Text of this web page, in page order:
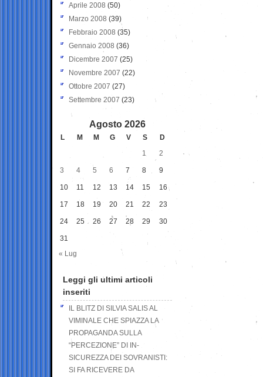
Aprile 2008 (50)
Marzo 2008 (39)
Febbraio 2008 (35)
Gennaio 2008 (36)
Dicembre 2007 (25)
Novembre 2007 (22)
Ottobre 2007 (27)
Settembre 2007 (23)
Agosto 2026
L M M G V S
D
1
2
3 4 5 6 7 8 9
10 11 12 13 14 15 16
17 18 19 20 21 22 23
24 25 26 27 28 29 30
31
« Lug
Leggi gli ultimi articoli
inseriti
IL BLITZ DI SILVIA SALIS AL
VIMINALE CHE SPIAZZA LA
PROPAGANDA SULLA
“PERCEZIONE” DI IN-
SICUREZZA DEI SOVRANISTI:
SI FA RICEVERE DA